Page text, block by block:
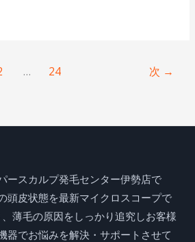
… 24 次 →
ースカルプ発毛センター伊勢店で
頭皮状態を最新マイクロスコープで
薄毛の原因をしっかり追究しお客様
器でお悩みを解決・サポートさせて